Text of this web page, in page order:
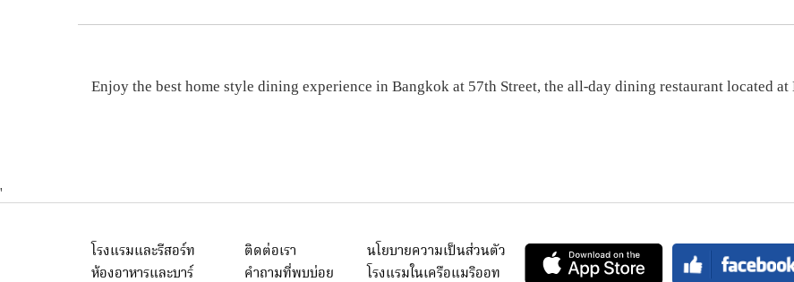
Enjoy the best home style dining experience in Bangkok at 57th Street, the all-day dining restaurant located
'
โรงแรมและรีสอร์ท
ห้องอาหารและบาร์
ติดต่อเรา
คำถามที่พบบ่อย
นโยบายความเป็นส่วนตัว
โรงแรมในเครือแมริออท